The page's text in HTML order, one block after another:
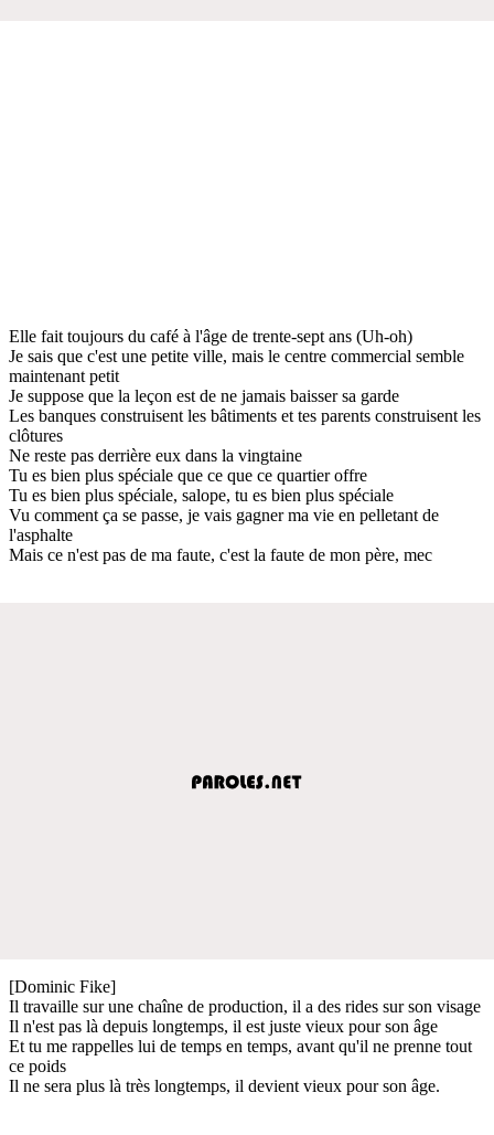
Elle fait toujours du café à l'âge de trente-sept ans (Uh-oh)
Je sais que c'est une petite ville, mais le centre commercial semble
maintenant petit
Je suppose que la leçon est de ne jamais baisser sa garde
Les banques construisent les bâtiments et tes parents construisent les
clôtures
Ne reste pas derrière eux dans la vingtaine
Tu es bien plus spéciale que ce que ce quartier offre
Tu es bien plus spéciale, salope, tu es bien plus spéciale
Vu comment ça se passe, je vais gagner ma vie en pelletant de
l'asphalte
Mais ce n'est pas de ma faute, c'est la faute de mon père, mec
[Dominic Fike]
Il travaille sur une chaîne de production, il a des rides sur son visage
Il n'est pas là depuis longtemps, il est juste vieux pour son âge
Et tu me rappelles lui de temps en temps, avant qu'il ne prenne tout
ce poids
Il ne sera plus là très longtemps, il devient vieux pour son âge.